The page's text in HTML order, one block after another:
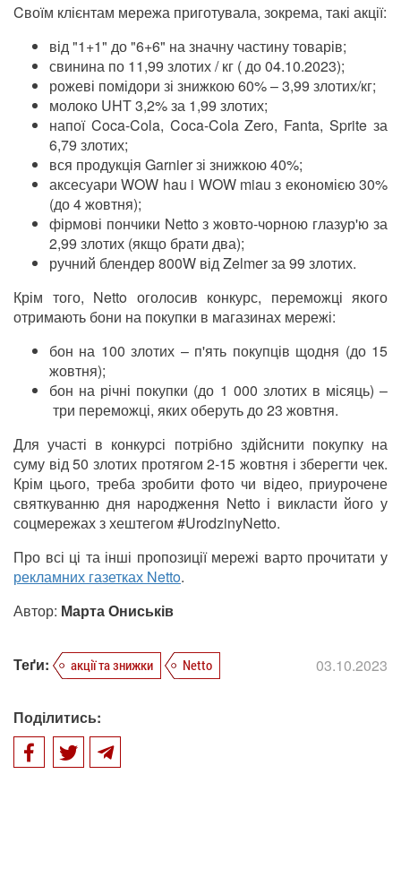
Cвоїм клієнтам мережа приготувала, зокрема, такі акції:
від "1+1" до "6+6" на значну частину товарів;
свинина по 11,99 злотих / кг ( до 04.10.2023);
рожеві помідори зі знижкою 60% – 3,99 злотих/кг;
молоко UHT 3,2% за 1,99 злотих;
напої Coca-Cola, Coca-Cola Zero, Fanta, Sprite за
6,79 злотих;
вся продукція Garnier зі знижкою 40%;
аксесуари WOW hau i WOW miau з економією 30%
(до 4 жовтня);
фірмові пончики Netto з жовто-чорною глазур'ю за
2,99 злотих (якщо брати два);
ручний блендер 800W від Zelmer за 99 злотих.
Крім того, Netto оголосив конкурс, переможці якого
отримають бони на покупки в магазинах мережі:
бон на 100 злотих –п'ять покупців щодня (до 15
жовтня);
бон на річні покупки (до 1 000 злотих в місяць) –
три переможці, яких оберуть до 23 жовтня.
Для участі в конкурсі потрібно здійснити покупку на
суму від 50 злотих протягом 2-15 жовтня і зберегти чек.
Крім цього, треба зробити фото чи відео, приурочене
святкуванню дня народження Netto і викласти його у
соцмережах з хештегом #UrodzinyNetto.
Про всі ці та інші пропозиції мережі варто прочитати у
рекламних газетках Netto.
Автор: Марта Ониськів
Теґи: акції та знижки Netto 03.10.2023
Поділитись: